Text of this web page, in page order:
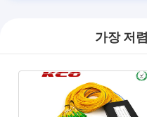
가장 저